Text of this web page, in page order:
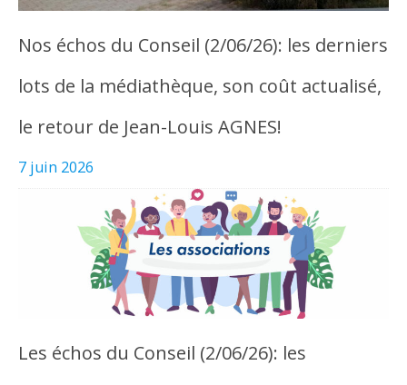
Nos échos du Conseil (2/06/26): les derniers
lots de la médiathèque, son coût actualisé,
le retour de Jean-Louis AGNES!
7 juin 2026
Les échos du Conseil (2/06/26): les